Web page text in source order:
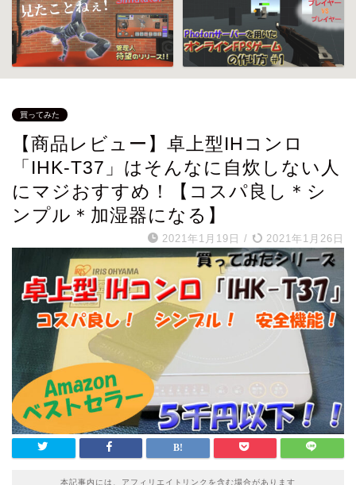
買ってみた
【商品レビュー】卓上型IHコンロ
「IHK-T37」はそんなに自炊しない人
にマジおすすめ！【コスパ良し＊シ
ンプル＊加湿器になる】
2021年1月19日 / 2021年1月26日
本記事内には、アフィリエイトリンクを含む場合があります